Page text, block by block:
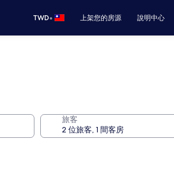
TWD• 上架您的房源 說明中心
旅客